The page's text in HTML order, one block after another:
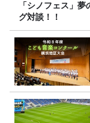
「シノフェス」夢
グ対談！！